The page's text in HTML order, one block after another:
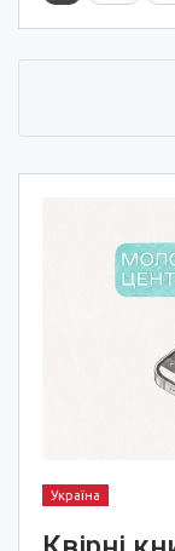
Україна